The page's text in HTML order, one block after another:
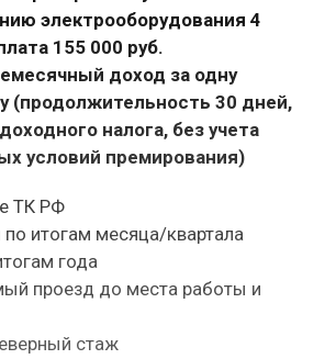
электрооборудования 4
155 000 руб.
доход за одну
(продолжительность 30 дней,
налога, без учета
условий премирования)
ТК РФ
итогам месяца/квартала
года
проезд до места работы и
стаж